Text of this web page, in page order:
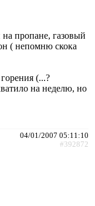
пропане, газовый
( непомню скока
(...?
на неделю, но
04/01/2007 05:11:10
#392872